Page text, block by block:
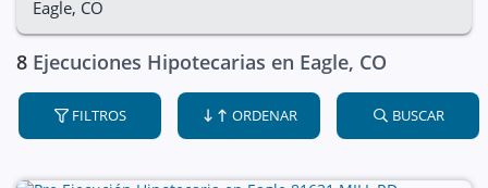
Eagle, CO
8 Ejecuciones Hipotecarias en Eagle, CO
FILTROS ORDENAR BUSCAR